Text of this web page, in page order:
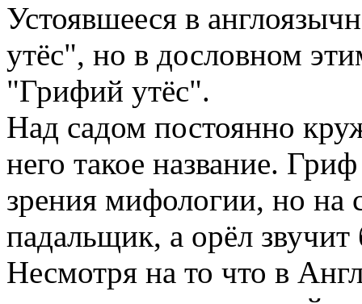
Устоявшееся в
утёс", но в дословном
"Грифий утёс".
Над садом постоянно
него такое название.
зрения мифологии, но на
падальщик, а орёл звучит
Несмотря на то что в